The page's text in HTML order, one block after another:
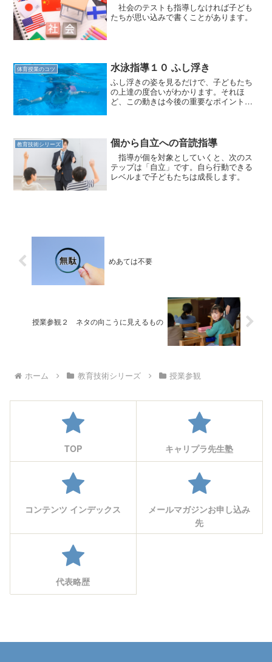
社会のテストも指導しなければ子ども
たちが思い込みで書くことがあります。
体育授業のコツ 水泳指導１０ ふし浮き
ふし浮きの姿を見るだけで、子どもたち
の上達の度合いがわかります。それほ
ど、この動きは今後の重要なポイントで
教育技術シリーズ 個から自立への音読指導
指導が個を対象としていくと、次のス
テップは「自立」です。自ら行動できる
レベルまで子どもたちは成長します。
めあては不要
授業参観２ ネタの向こうに見えるもの
ホーム 教育技術シリーズ 授業参観
TOP キャリプラ先生塾
コンテンツ インデックス
メールマガジンお申し込み
先
代表略歴